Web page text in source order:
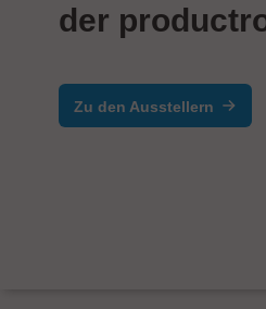
der
Zu den Ausstellern